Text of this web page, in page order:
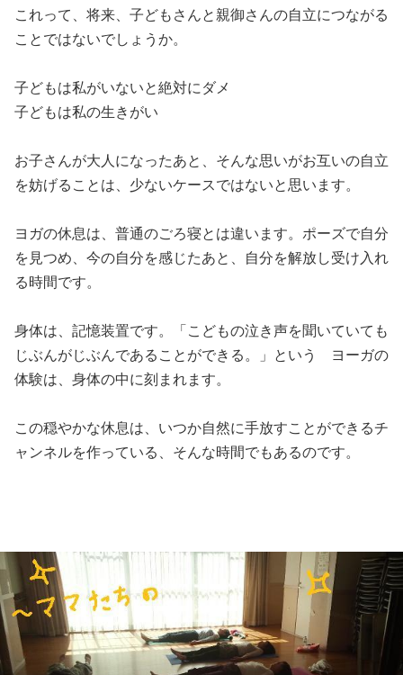
これって、将来、子どもさんと親御さんの自立につながる
ことではないでしょうか。
子どもは私がいないと絶対にダメ
子どもは私の生きがい
お子さんが大人になったあと、そんな思いがお互いの自立
を妨げることは、少ないケースではないと思います。
ヨガの休息は、普通のごろ寝とは違います。ポーズで自分
を見つめ、今の自分を感じたあと、自分を解放し受け入れ
る時間です。
身体は、記憶装置です。「こどもの泣き声を聞いていても
じぶんがじぶんであることができる。」という ヨーガの
体験は、身体の中に刻まれます。
この穏やかな休息は、いつか自然に手放すことができるチ
ャンネルを作っている、そんな時間でもあるのです。